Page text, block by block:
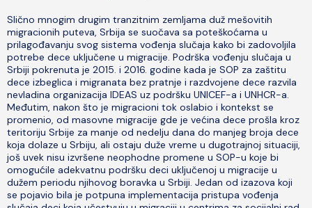
Slično mnogim drugim tranzitnim zemljama duž mešovitih
migracionih puteva, Srbija se suočava sa poteškoćama u
prilagođavanju svog sistema vođenja slučaja kako bi zadovoljila
potrebe dece uključene u migracije. Podrška vođenju slučaja u
Srbiji pokrenuta je 2015. i 2016. godine kada je SOP za zaštitu
dece izbeglica i migranata bez pratnje i razdvojene dece razvila
nevladina organizacija IDEAS uz podršku UNICEF-a i UNHCR-a.
Međutim, nakon što je migracioni tok oslabio i kontekst se
promenio, od masovne migracije gde je većina dece prošla kroz
teritoriju Srbije za manje od nedelju dana do manjeg broja dece
koja dolaze u Srbiju, ali ostaju duže vreme u dugotrajnoj situaciji,
još uvek nisu izvršene neophodne promene u SOP-u koje bi
omogućile adekvatnu podršku deci uključenoj u migracije u
dužem periodu njihovog boravka u Srbiji. Jedan od izazova koji
se pojavio bila je potpuna implementacija pristupa vođenja